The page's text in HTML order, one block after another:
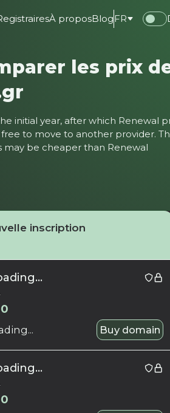
À proposBlog FR
les prix
initial year, after which Renewal
to move to another provider.
may be cheaper than Renewal
inscription
Buy domain